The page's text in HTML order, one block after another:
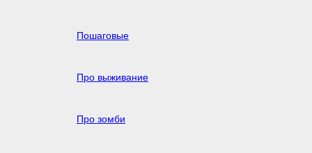
Пошаговые
Про выживание
Про зомби